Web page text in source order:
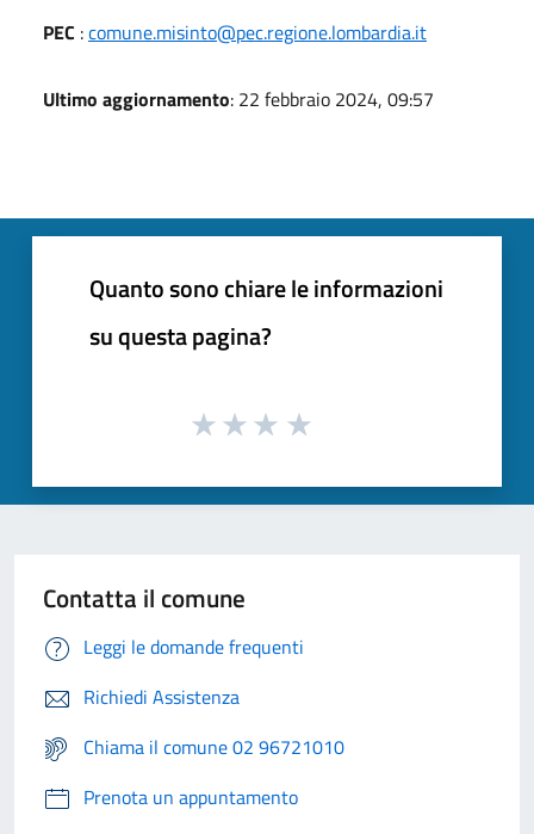
PEC :comune.misinto@pec.regione.lombardia.it
Ultimo aggiornamento: 22 febbraio 2024, 09:57
Quanto sono chiare le informazioni
su questa pagina?
Contatta il comune
Leggi le domande frequenti
Richiedi Assistenza
Chiama il comune 02 96721010
Prenota un appuntamento